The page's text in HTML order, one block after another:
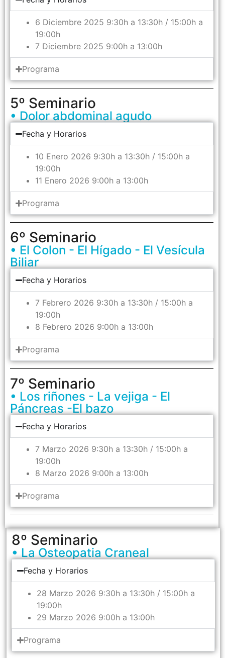
6 Diciembre 2025 9:30h a 13:30h / 15:00h a
19:00h
7 Diciembre 2025 9:00h a 13:00h
Programa
5º Seminario
• Dolor abdominal agudo
Fecha y Horarios
10 Enero 2026 9:30h a 13:30h / 15:00h a
19:00h
11 Enero 2026 9:00h a 13:00h
Programa
6º Seminario
• El Colon - El Hígado - El Vesícula
Biliar
Fecha y Horarios
7 Febrero 2026 9:30h a 13:30h / 15:00h a
19:00h
8 Febrero 2026 9:00h a 13:00h
Programa
7º Seminario
• Los riñones - La vejiga - El
Páncreas -El bazo
Fecha y Horarios
7 Marzo 2026 9:30h a 13:30h / 15:00h a
19:00h
8 Marzo 2026 9:00h a 13:00h
Programa
8º Seminario
• La Osteopatia Craneal
Fecha y Horarios
28 Marzo 2026 9:30h a 13:30h / 15:00h a
19:00h
29 Marzo 2026 9:00h a 13:00h
Programa